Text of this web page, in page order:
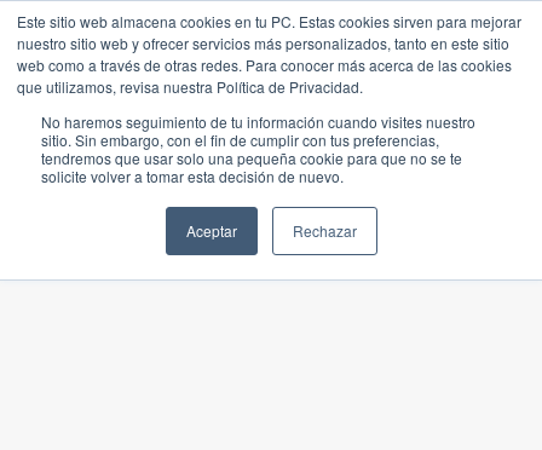
Este sitio web almacena cookies en tu PC. Estas cookies sirven para mejorar
nuestro sitio web y ofrecer servicios más personalizados, tanto en este sitio
web como a través de otras redes. Para conocer más acerca de las cookies
que utilizamos, revisa nuestra Política de Privacidad.
No haremos seguimiento de tu información cuando visites nuestro
sitio. Sin embargo, con el fin de cumplir con tus preferencias,
tendremos que usar solo una pequeña cookie para que no se te
solicite volver a tomar esta decisión de nuevo.
Aceptar Rechazar